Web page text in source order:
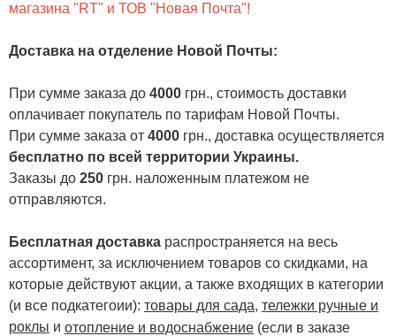
магазина "RT" и ТОВ "Новая Почта"!
Доставка на отделение Новой Почты:
При сумме заказа до 4000 грн., стоимость доставки
оплачивает покупатель по тарифам Новой Почты.
При сумме заказа от 4000 грн., доставка осуществляется
бесплатно по всей территории Украины.
Заказы до 250 грн. наложенным платежом не
отправляются.
Бесплатная доставка распространяется на весь
ассортимент, за исключением товаров со скидками, на
которые действуют акции, а также входящих в категории
(и все подкатегоии): товары для сада, тележки ручные и
роклы и отопление и водоснабжение (если в заказе